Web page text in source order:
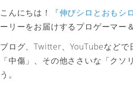
こんにちは！ 『伸びシロとおもシ
ーリーをお届けするプロゲーマー
ブログ、Twitter、YouTubeなど
「中傷」 、その他ささいな 「クソ
う。